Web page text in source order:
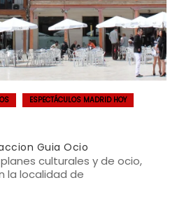
ESPECTÁCULOS MADRID HOY
Guia Ocio
culturales y de ocio,
la localidad de